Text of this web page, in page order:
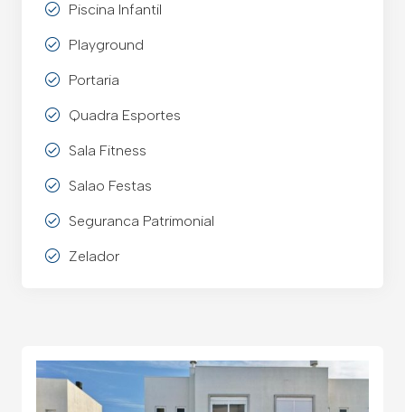
Piscina Infantil
Playground
Portaria
Quadra Esportes
Sala Fitness
Salao Festas
Seguranca Patrimonial
Zelador